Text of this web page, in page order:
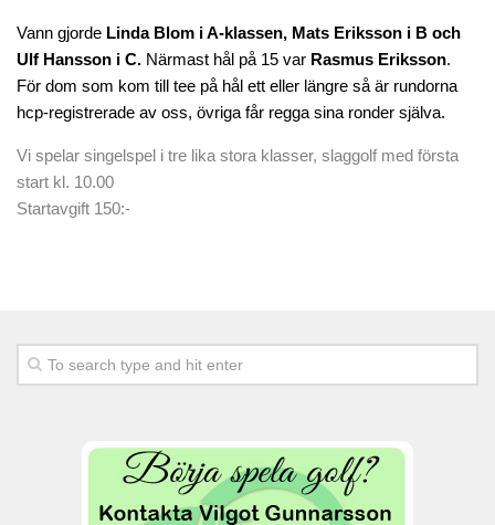
Medlemsträning
Studio
Studiobokning
Nyheter
Golfnyheter
Lokala regler
Slope
Vann gjorde Linda Blom i A-klassen, Mats Eriksson i B och
Ulf Hansson i C. Närmast hål på 15 var Rasmus Eriksson.
För dom som kom till tee på hål ett eller längre så är rundorna
hcp-registrerade av oss, övriga får regga sina ronder själva.
Vi spelar singelspel i tre lika stora klasser, slaggolf med första
start kl. 10.00
Startavgift 150:-